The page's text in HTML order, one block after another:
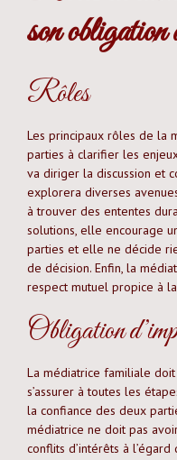
son
Rôles
Les principaux rôles de la
parties à clarifier les
va diriger la discussion et
explorera diverses
à trouver des ententes
solutions, elle encourage
parties et elle ne décide
de décision. Enfin, la
respect mutuel propice à
Obligation
La médiatrice familiale
s’assurer à toutes les
la confiance des deux
médiatrice ne doit pas
conflits d’intérêts à l’égard